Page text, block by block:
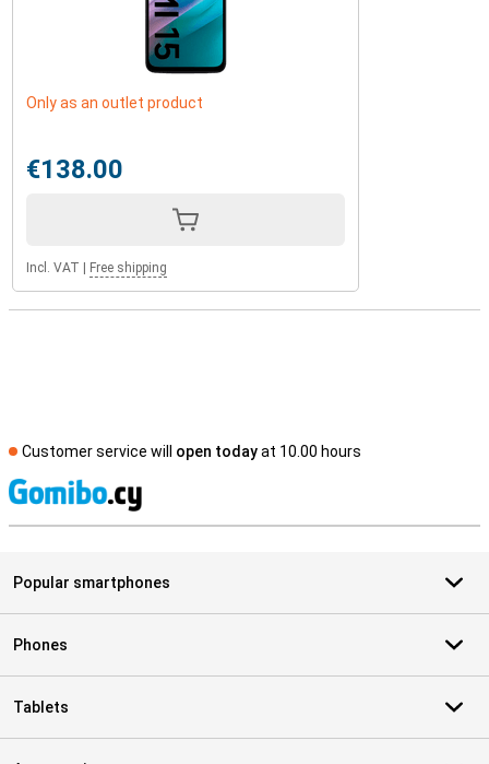
Only as an outlet product
€138.00
Incl. VAT Free shipping
Customer service will open todayat 10.00 hours
Popular smartphones
Phones
Tablets